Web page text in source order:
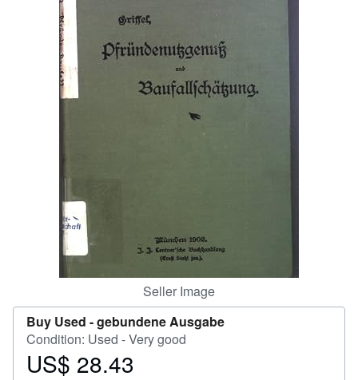
Start Selling
Seller Image
Buy Used -gebundene Ausgabe
Condition: Used - Very good
Price
US$ 28.43